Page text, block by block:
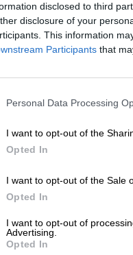
disclosed to third
disclosure of your
This information
Participants that
Personal Data Processing
I want to opt-out of the
Opted In
I want to opt-out of the Sale
Opted In
I want to opt-out of
Advertising.
Opted In
* Priserna
* Priserna
frankisk
unga
Den
på
vattnas